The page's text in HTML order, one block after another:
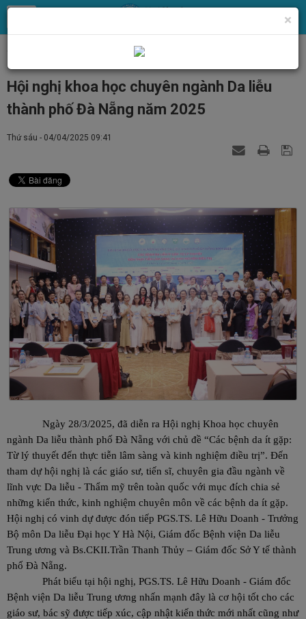
Tin tức, thông báo chung
Hội nghị khoa học chuyên ngành Da liễu
thành phố Đà Nẵng năm 2025
Thứ sáu - 04/04/2025 09:41
Ngày 28/3/2025, đã diễn ra Hội nghị Khoa học chuyên
ngành Da liễu thành phố Đà Nẵng với chủ đề “Các bệnh da ít gặp:
Từ lý thuyết đến thực tiễn lâm sàng và kinh nghiệm điều trị”. Đến
tham dự hội nghị là các giáo sư, tiến sĩ, chuyên gia đầu ngành về
lĩnh vực Da liễu - Thẩm mỹ trên toàn quốc với mục đích chia sẻ
những kiến thức, kinh nghiệm chuyên môn về các bệnh da ít gặp.
Hội nghị có vinh dự được đón tiếp PGS.TS. Lê Hữu Doanh - Trưởng
Bộ môn Da liễu Đại học Y Hà Nội, Giám đốc Bệnh viện Da liễu
Trung ương và Bs.CKII.Trần Thanh Thủy – Giám đốc Sở Y tế thành
phố Đà Nẵng.
Phát biểu tại hội nghị, PGS.TS. Lê Hữu Doanh - Giám đốc
Bệnh viện Da liễu Trung ương nhấn mạnh đây là cơ hội tốt cho các
giáo sư, bác sỹ được tiếp xúc, cập nhật kiến thức mới nhất cũng như
×